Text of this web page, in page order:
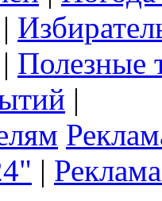
|
| Полезные
|
|